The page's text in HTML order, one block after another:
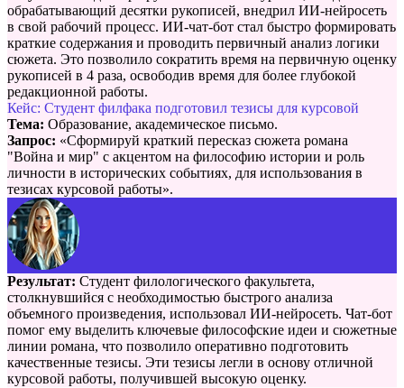
обрабатывающий десятки рукописей, внедрил ИИ-нейросеть
в свой рабочий процесс. ИИ-чат-бот стал быстро формировать
краткие содержания и проводить первичный анализ логики
сюжета. Это позволило сократить время на первичную оценку
рукописей в 4 раза, освободив время для более глубокой
редакционной работы.
Кейс: Студент филфака подготовил тезисы для курсовой
Тема: Образование, академическое письмо.
Запрос: «Сформируй краткий пересказ сюжета романа
"Война и мир" с акцентом на философию истории и роль
личности в исторических событиях, для использования в
тезисах курсовой работы».
Результат: Студент филологического факультета,
столкнувшийся с необходимостью быстрого анализа
объемного произведения, использовал ИИ-нейросеть. Чат-бот
помог ему выделить ключевые философские идеи и сюжетные
линии романа, что позволило оперативно подготовить
качественные тезисы. Эти тезисы легли в основу отличной
курсовой работы, получившей высокую оценку.